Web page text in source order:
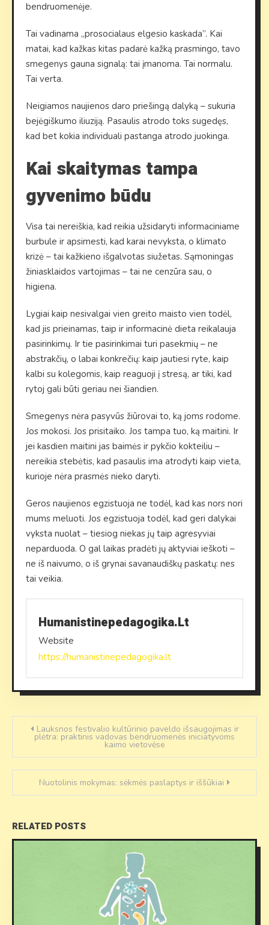
bendruomenėje.
Tai vadinama „prosocialaus elgesio kaskada”. Kai
matai, kad kažkas kitas padarė kažką prasmingo, tavo
smegenys gauna signalą: tai įmanoma. Tai normalu.
Tai verta.
Neigiamos naujienos daro priešingą dalyką – sukuria
bejėgiškumo iliuziją. Pasaulis atrodo toks sugedęs,
kad bet kokia individuali pastanga atrodo juokinga.
Kai skaitymas tampa
gyvenimo būdu
Visa tai nereiškia, kad reikia užsidaryti informaciniame
burbule ir apsimesti, kad karai nevyksta, o klimato
krizė – tai kažkieno išgalvotas siužetas. Sąmoningas
žiniasklaidos vartojimas – tai ne cenzūra sau, o
higiena.
Lygiai kaip nesivalgai vien greito maisto vien todėl,
kad jis prieinamas, taip ir informacinė dieta reikalauja
pasirinkimų. Ir tie pasirinkimai turi pasekmių – ne
abstrakčių, o labai konkrečių: kaip jautiesi ryte, kaip
kalbi su kolegomis, kaip reaguoji į stresą, ar tiki, kad
rytoj gali būti geriau nei šiandien.
Smegenys nėra pasyvūs žiūrovai to, ką joms rodome.
Jos mokosi. Jos prisitaiko. Jos tampa tuo, ką maitini. Ir
jei kasdien maitini jas baimės ir pykčio kokteiliu –
nereikia stebėtis, kad pasaulis ima atrodyti kaip vieta,
kurioje nėra prasmės nieko daryti.
Geros naujienos egzistuoja ne todėl, kad kas nors nori
mums meluoti. Jos egzistuoja todėl, kad geri dalykai
vyksta nuolat – tiesiog niekas jų taip agresyviai
neparduoda. O gal laikas pradėti jų aktyviai ieškoti –
ne iš naivumo, o iš grynai savanaudiškų paskatų: nes
tai veikia.
Humanistinepedagogika.lt
Website
https://humanistinepedagogika.lt
Navigacija
tarp
įrašų
Lauksnos festivalio kultūrinio paveldo išsaugojimas ir
plėtra: praktinis vadovas bendruomenės iniciatyvoms
kaimo vietovėse
Nuotolinis mokymas: sėkmės paslaptys ir iššūkiai
RELATED POSTS